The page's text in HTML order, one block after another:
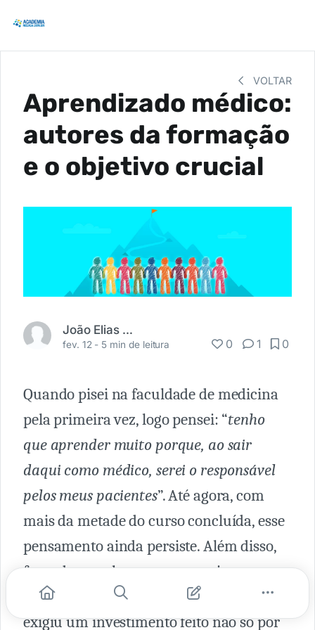
VOLTAR
Aprendizado médico:
autores da formação
e o objetivo crucial
João Elias de Godoi
fev. 12 - 5 min de leitura 0 1 0
Quando pisei na faculdade de medicina
pela primeira vez, logo pensei: “tenho
que aprender muito porque, ao sair
daqui como médico, serei o responsável
pelos meus pacientes”. Até agora, com
mais da metade do curso concluída, esse
pensamento ainda persiste. Além disso,
fazendo uma breve retrospectiva,
reconheço que o que aprendi até hoje
exigiu um investimento feito não só por